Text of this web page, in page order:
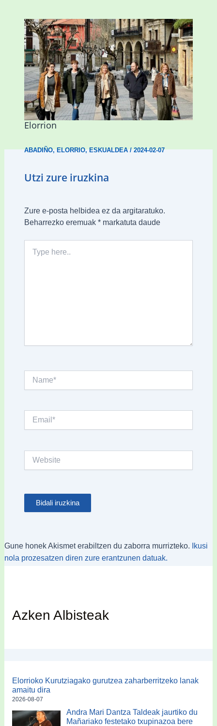
Mankomunitateko gizarte-langileak
presentzia indartu du Abadiñon eta
Elorrion
ABADIÑO,ELORRIO,ESKUALDEA/2024-02-07
Utzi zure iruzkina
Zure e-posta helbidea ez da argitaratuko.
Beharrezko eremuak *markatuta daude
here..
Email*
Gune honek Akismet erabiltzen du zaborra murrizteko.
Ikusi
nola prozesatzen diren zure erantzunen datuak.
Azken Albisteak
Elorrioko Kurutziagako gurutzea zaharberritzeko lanak
amaitu dira
2026-08-07
Andra Mari Dantza Taldeak jaurtiko du
Mañariako festetako txupinazoa bere